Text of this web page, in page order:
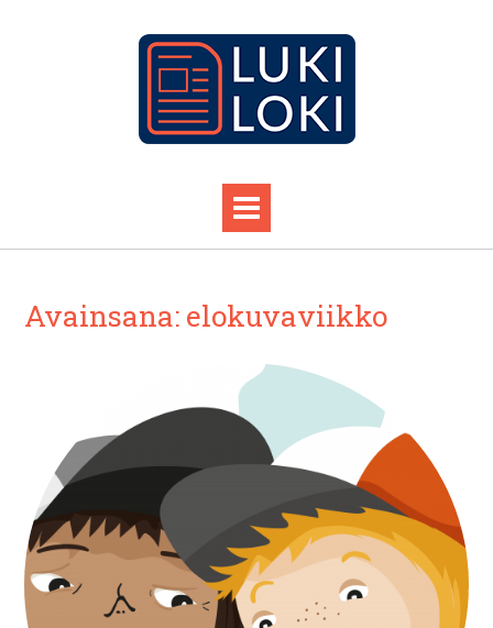
Avainsana: elokuvaviikko